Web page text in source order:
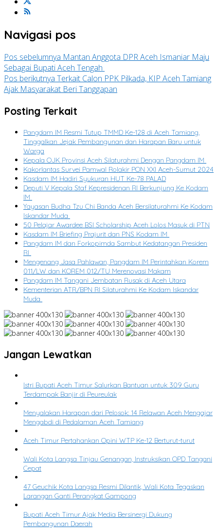
Navigasi pos
Pos sebelumnya Mantan Anggota DPR Aceh Ismaniar Maju
Sebagai Bupati Aceh Tengah
Pos berikutnya Terkait Calon PPK Pilkada, KIP Aceh Tamiang
Ajak Masyarakat Beri Tanggapan
Posting Terkait
Pangdam IM Resmi Tutup TMMD Ke-128 di Aceh Tamiang,
Tinggalkan Jejak Pembangunan dan Harapan Baru untuk
Warga
Kepala OJK Provinsi Aceh Silaturahmi Dengan Pangdam IM
Kakorlantas Survei Pamwal Rolakir PON XXI Aceh-Sumut 2024
Kasdam IM Hadiri Syukuran HUT Ke-78 PALAD
Deputi V Kepala Staf Kepresidenan RI Berkunjung Ke Kodam
IM
Yayasan Budha Tzu Chi Banda Aceh Bersilaturahmi Ke Kodam
Iskandar Muda
50 Pelajar Awardee BSI Scholarship Aceh Lolos Masuk di PTN
Kasdam IM Briefing Prajurit dan PNS Kodam IM
Pangdam IM dan Forkopimda Sambut Kedatangan Presiden
RI
Mengenang Jasa Pahlawan, Pangdam IM Perintahkan Korem
011/LW dan KOREM 012/TU Merenovasi Makam
Pangdam IM Tangani Jembatan Rusak di Aceh Utara
Kementerian ATR/BPN RI Silaturahmi Ke Kodam Iskandar
Muda
Jangan Lewatkan
Istri Bupati Aceh Timur Salurkan Bantuan untuk 309 Guru
Terdampak Banjir di Peureulak
Menyalakan Harapan dari Pelosok: 14 Relawan Aceh Mengajar
Mengabdi di Pedalaman Aceh Tamiang
Aceh Timur Pertahankan Opini WTP Ke-12 Berturut-turut
Wali Kota Langsa Tinjau Genangan, Instruksikan OPD Tangani
Cepat
47 Geuchik Kota Langsa Resmi Dilantik, Wali Kota Tegaskan
Larangan Ganti Perangkat Gampong
Bupati Aceh Timur Ajak Media Bersinergi Dukung
Pembangunan Daerah